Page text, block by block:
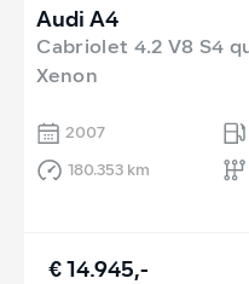
Audi A4
Cabriolet 4.2 V8 S4
Xenon
2007
180.353 km
€ 14.945,-